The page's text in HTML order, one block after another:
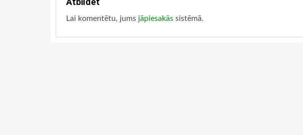
Lai komentētu, jums jāpiesakās sistēmā.